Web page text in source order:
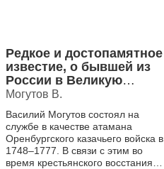
Редкое и достопамятное
известие, о бывшей из
России в Великую
Татарию экспедиции, под
имянем Посольства
Могутов В.
Василий Могутов состоял на
службе в качестве атамана
Оренбургского казачьего войска в
1748–1777. В связи с этим во
время крестьянского восстания